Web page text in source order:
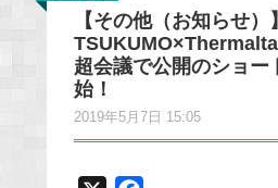
【その他（お知らせ
超会議で公開のショー
始！
2019年5月7日 15:05